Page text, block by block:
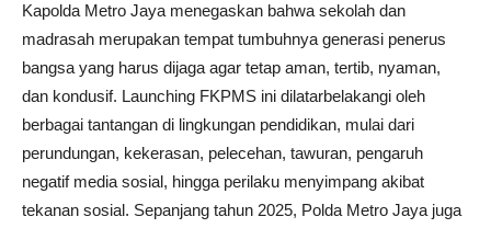
Kapolda Metro Jaya menegaskan bahwa sekolah dan
madrasah merupakan tempat tumbuhnya generasi penerus
bangsa yang harus dijaga agar tetap aman, tertib, nyaman,
dan kondusif. Launching FKPMS ini dilatarbelakangi oleh
berbagai tantangan di lingkungan pendidikan, mulai dari
perundungan, kekerasan, pelecehan, tawuran, pengaruh
negatif media sosial, hingga perilaku menyimpang akibat
tekanan sosial. Sepanjang tahun 2025, Polda Metro Jaya juga